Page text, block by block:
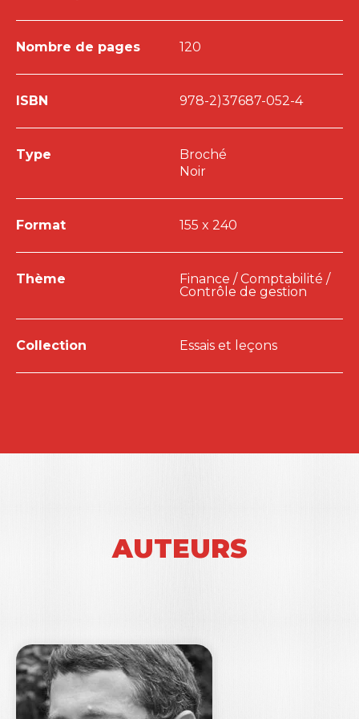
Nombre de pages 120
ISBN 978-2)37687-052-4
Type
Broché
Noir
Format 155 x 240
Thème
Finance / Comptabilité /
Contrôle de gestion
Collection Essais et leçons
AUTEURS